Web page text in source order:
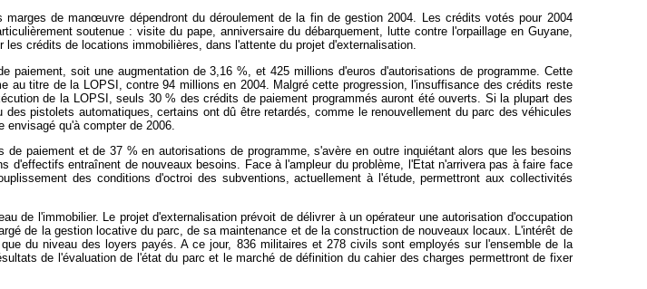
marges de manœuvre dépendront du déroulement de la fin de gestion 2004. Les crédits votés pour 2004
soutenue : visite du pape, anniversaire du débarquement, lutte contre l'orpaillage en Guyane,
crédits de locations immobilières, dans l'attente du projet d'externalisation.
soit une augmentation de 3,16 %, et 425 millions d'euros d'autorisations de programme. Cette
au titre de la LOPSI, contre 94 millions en 2004. Malgré cette progression, l'insuffisance des crédits reste
de la LOPSI, seuls 30 % des crédits de paiement programmés auront été ouverts. Si la plupart des
pistolets automatiques, certains ont dû être retardés, comme le renouvellement du parc des véhicules
qu'à compter de 2006.
paiement et de 37 % en autorisations de programme, s'avère en outre inquiétant alors que les besoins
entraînent de nouveaux besoins. Face à l'ampleur du problème, l'Etat n'arrivera pas à faire face
des conditions d'octroi des subventions, actuellement à l'étude, permettront aux collectivités
de l'immobilier. Le projet d'externalisation prévoit de délivrer à un opérateur une autorisation d'occupation
de la gestion locative du parc, de sa maintenance et de la construction de nouveaux locaux. L'intérêt de
du niveau des loyers payés. A ce jour, 836 militaires et 278 civils sont employés sur l'ensemble de la
de l'évaluation de l'état du parc et le marché de définition du cahier des charges permettront de fixer